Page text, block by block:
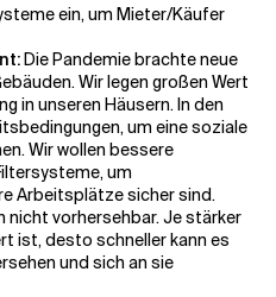
ein, um Mieter/Käufer
Die Pandemie brachte neue
Wir legen großen Wert
in unseren Häusern. In den
um eine soziale
Wir wollen bessere
um
Arbeitsplätze sicher sind.
nicht vorhersehbar. Je stärker
ist, desto schneller kann es
und sich an sie